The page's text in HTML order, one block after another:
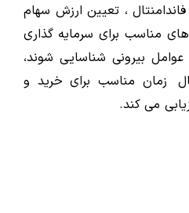
، تعیین ارزش سهام
مناسب برای سرمایه گذاری
عوامل بیرونی شناسایی شوند،
زمان مناسب برای خرید و
می کند.